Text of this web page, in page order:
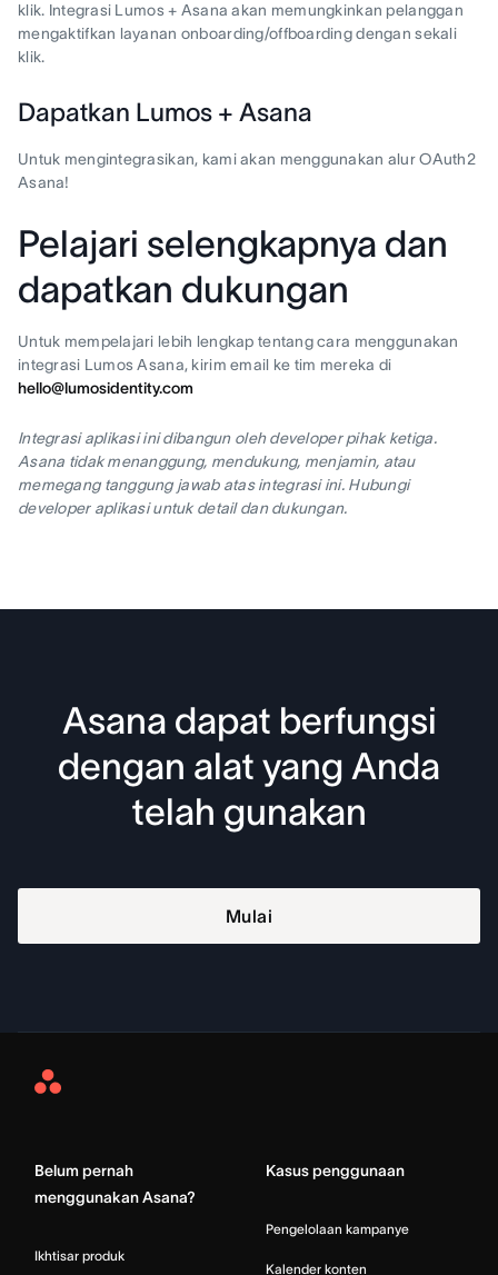
klik. Integrasi Lumos + Asana akan memungkinkan pelanggan
mengaktifkan layanan onboarding/offboarding dengan sekali
klik.
Dapatkan Lumos + Asana
Untuk mengintegrasikan, kami akan menggunakan alur OAuth2
Asana!
Pelajari selengkapnya dan
dapatkan dukungan
Untuk mempelajari lebih lengkap tentang cara menggunakan
integrasi Lumos Asana, kirim email ke tim mereka di
hello@lumosidentity.com
Integrasi aplikasi ini dibangun oleh developer pihak ketiga.
Asana tidak menanggung, mendukung, menjamin, atau
memegang tanggung jawab atas integrasi ini. Hubungi
developer aplikasi untuk detail dan dukungan.
Asana dapat berfungsi
dengan alat yang Anda
telah gunakan
Mulai
Asana
Belum pernah
menggunakan Asana?
Ikhtisar produk
Kasus penggunaan
Pengelolaan kampanye
Kalender konten